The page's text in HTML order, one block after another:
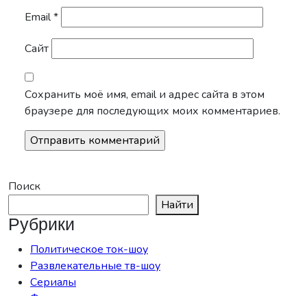
Email*
Сайт
Сохранить моё имя, email и адрес сайта в этом
браузере для последующих моих комментариев.
Поиск
Найти
Рубрики
Политическое ток-шоу
Развлекательные тв-шоу
Сериалы